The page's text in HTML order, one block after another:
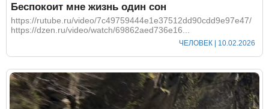
Беспокоит мне жизнь один сон
https://rutube.ru/video/7c49759444e1e37512dd90cdd9e97e47/
https://dzen.ru/video/watch/69862aed736e16...
ЧЕЛОВЕК | 10.02.2026